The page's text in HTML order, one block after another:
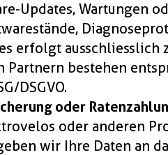
Updates, Wartungen
erfolgt ausschliesslich
bestehen
DSGVO.
oder
oder anderen
wir Ihre Daten an